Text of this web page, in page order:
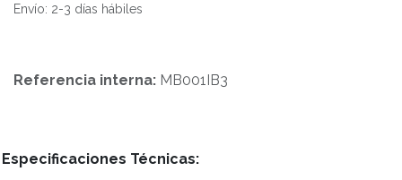
Envío: 2-3 días hábiles
Referencia interna: MB001IB3
Especificaciones Técnicas: